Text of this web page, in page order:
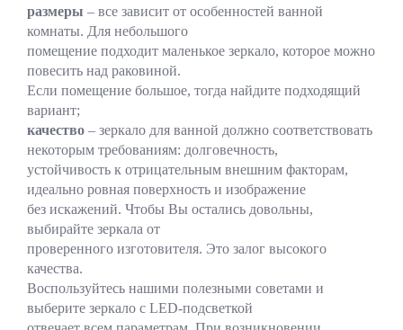
размеры – все зависит от особенностей ванной
комнаты. Для небольшого
помещение подходит маленькое зеркало, которое можно
повесить над раковиной.
Если помещение большое, тогда найдите подходящий
вариант;
качество – зеркало для ванной должно соответствовать
некоторым требованиям: долговечность,
устойчивость к отрицательным внешним факторам,
идеально ровная поверхность и изображение
без искажений. Чтобы Вы остались довольны,
выбирайте зеркала от
проверенного изготовителя. Это залог высокого
качества.
Воспользуйтесь нашими полезными советами и
выберите зеркало с LED-подсветкой